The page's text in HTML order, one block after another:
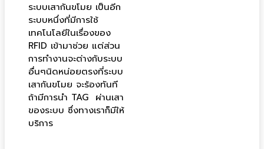
ระบบเสากันขโมย เป็นอีก
ระบบหนึ่งที่มีการใช้
เทคโนโลยีในเรื่องของ
RFID เข้ามาช่วย แต่ส่วน
การทำงานจะต่างกับระบบ
อื่นๆนิดหน่อยตรงที่ระบบ
เสากันขโมย จะร้องทันที
ถ้ามีการนำ TAG ผ่านเสา
ของระบบ ซึ่งทางเราก็มีให้
บริการ